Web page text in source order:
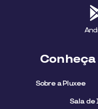
Sobre a Pluxee
Sala de